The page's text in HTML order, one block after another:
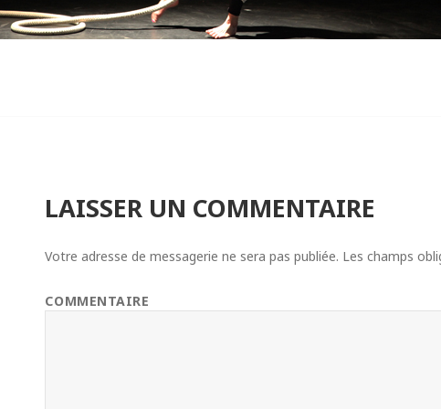
LAISSER UN COMMENTAIRE
Votre adresse de messagerie ne sera pas publiée. Les champs
COMMENTAIRE